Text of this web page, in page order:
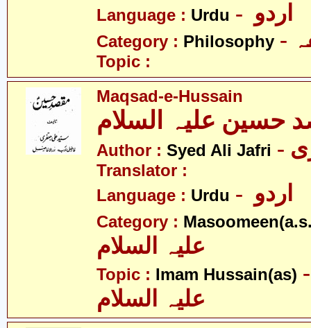
Language : Urdu
Category : Philosophy
Topic :
Maqsad-e-Hussain
حسین علیہ السلام
Author : Syed Ali Jafri
Translator :
Language : Urdu
Category :
Topic : Imam Hussain(as)
علیہ السلام